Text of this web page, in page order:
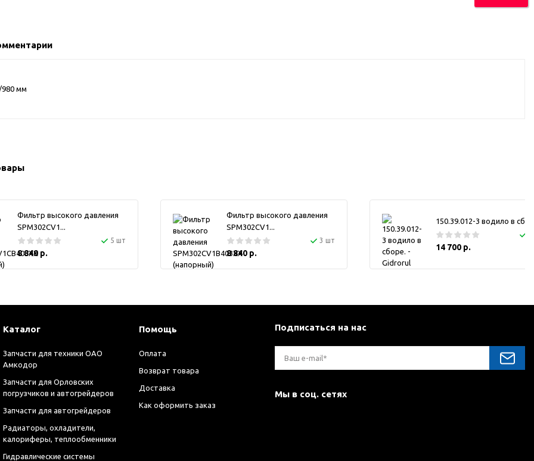
980 мм
Фильтр высокого давления
SPM302CV1...
5 шт
8 840 р.
Фильтр высокого давления
SPM302CV1...
3 шт
8 840 р.
150.39.012-3 водило в
14 700 р.
Каталог
Запчасти для техники ОАО
Амкодор
Запчасти для Орловских
погрузчиков и автогрейдеров
Запчасти для автогрейдеров
Радиаторы, охладители,
калориферы, теплообменники
Гидравлические системы
Помощь
Оплата
Возврат товара
Доставка
Как оформить заказ
Подписаться на нас
Мы в соц. сетях